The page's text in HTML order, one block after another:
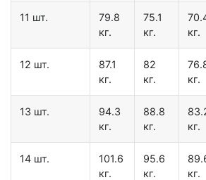
11 шт.
79.8
кг.
75.1
кг.
кг.
12 шт.
87.1
кг.
82
кг.
кг.
13 шт.
94.3
кг.
88.8
кг.
кг.
14 шт.
101.6
кг.
95.6
кг.
кг.